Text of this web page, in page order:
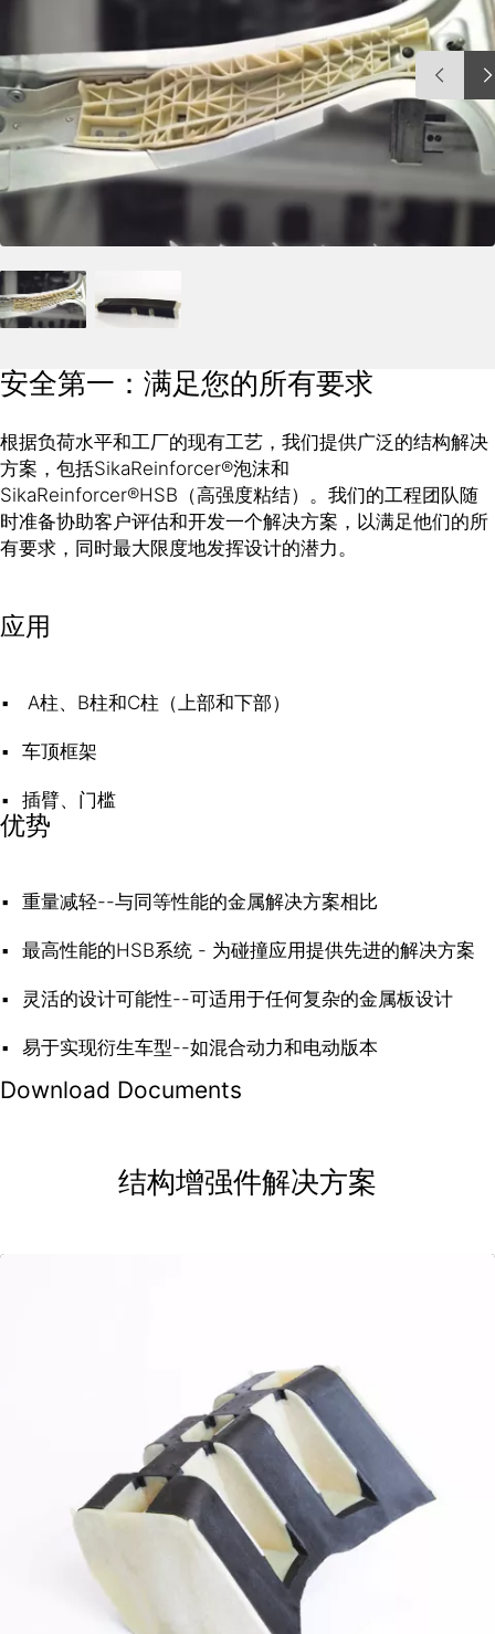
安全第一：满足您的所有要求
根据负荷水平和工厂的现有工艺，我们提供广泛的结构解决
方案，包括SikaReinforcer®泡沫和
SikaReinforcer®HSB（高强度粘结）。我们的工程团队随
时准备协助客户评估和开发一个解决方案，以满足他们的所
有要求，同时最大限度地发挥设计的潜力。
应用
A柱、B柱和C柱（上部和下部）
车顶框架
插臂、门槛
优势
重量减轻--与同等性能的金属解决方案相比
最高性能的HSB系统 - 为碰撞应用提供先进的解决方案
灵活的设计可能性--可适用于任何复杂的金属板设计
易于实现衍生车型--如混合动力和电动版本
Download Documents
结构增强件解决方案